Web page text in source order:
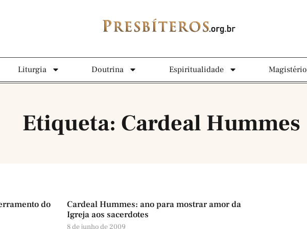
Liturgia Doutrina Espiritualidade Magistério
Etiqueta: Cardeal Hummes
do
Cardeal Hummes: ano para mostrar amor da
Igreja aos sacerdotes
8 de junho de 2009